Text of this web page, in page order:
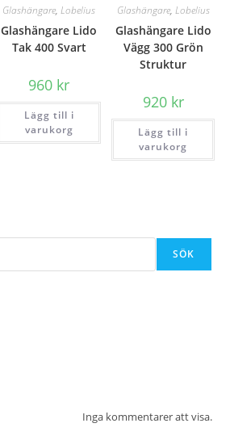
Glashängare,Lobelius
Glashängare Lido
Tak 400 Svart
960 kr
Lägg till i
varukorg
Glashängare, Lobelius
Glashängare Lido
Vägg 300 Grön
Struktur
920 kr
Lägg till i
varukorg
SÖK
Inga kommentarer att visa.